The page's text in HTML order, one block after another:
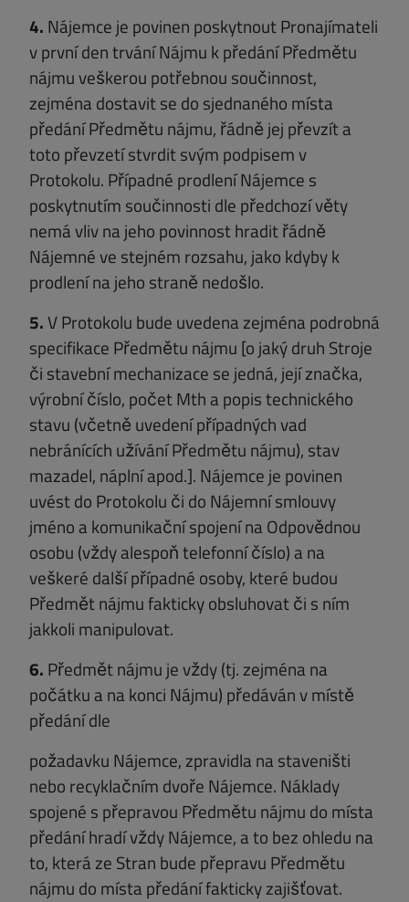
4. Nájemce je povinen poskytnout Pronajímateli
v první den trvání Nájmu k předání Předmětu
nájmu veškerou potřebnou součinnost,
zejména dostavit se do sjednaného místa
předání Předmětu nájmu, řádně jej převzít a
toto převzetí stvrdit svým podpisem v
Protokolu. Případné prodlení Nájemce s
poskytnutím součinnosti dle předchozí věty
nemá vliv na jeho povinnost hradit řádně
Nájemné ve stejném rozsahu, jako kdyby k
prodlení na jeho straně nedošlo.
5.V Protokolu bude uvedena zejména podrobná
specifikace Předmětu nájmu [o jaký druh Stroje
či stavební mechanizace se jedná, její značka,
výrobní číslo, počet Mth a popis technického
stavu (včetně uvedení případných vad
nebránících užívání Předmětu nájmu), stav
mazadel, náplní apod.]. Nájemce je povinen
uvést do Protokolu či do Nájemní smlouvy
jméno a komunikační spojení na Odpovědnou
osobu (vždy alespoň telefonní číslo) a na
veškeré další případné osoby, které budou
Předmět nájmu fakticky obsluhovat či s ním
jakkoli manipulovat.
6. Předmět nájmu je vždy (tj. zejména na
počátku a na konci Nájmu) předáván v místě
předání dle
požadavku Nájemce, zpravidla na staveništi
nebo recyklačním dvoře Nájemce. Náklady
spojené s přepravou Předmětu nájmu do místa
předání hradí vždy Nájemce, a to bez ohledu na
to, která ze Stran bude přepravu Předmětu
nájmu do místa předání fakticky zajišťovat.